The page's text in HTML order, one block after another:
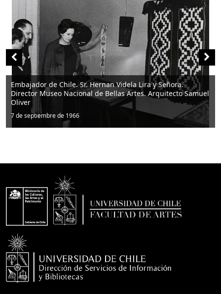
y Señora.
Arquitecto Samuel
Director del Museo Arq. Samuel
7 de septiembre de 1966